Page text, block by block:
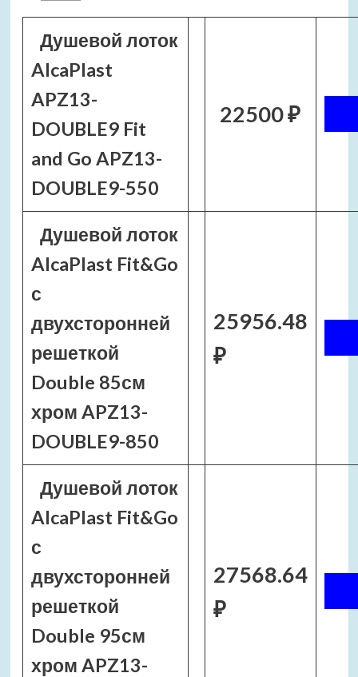
Душевой лоток
AlcaPlast
APZ13-
DOUBLE9 Fit
and Go APZ13-
DOUBLE9-550
22500 ₽
Душевой лоток
AlcaPlast Fit&Go
с
двухсторонней
решеткой
Double 85см
хром APZ13-
DOUBLE9-850
25956.48
₽
Душевой лоток
AlcaPlast Fit&Go
с
двухсторонней
решеткой
Double 95см
хром APZ13-
27568.64
₽